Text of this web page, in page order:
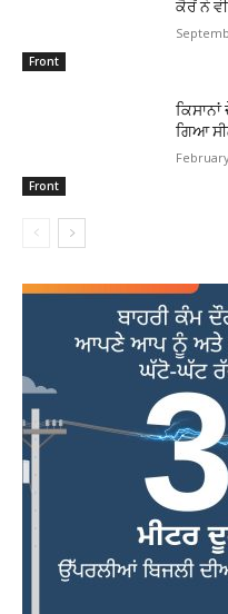
Front
ਕੈਰੋਂ ਨੇ
Front
ਗਿਆ